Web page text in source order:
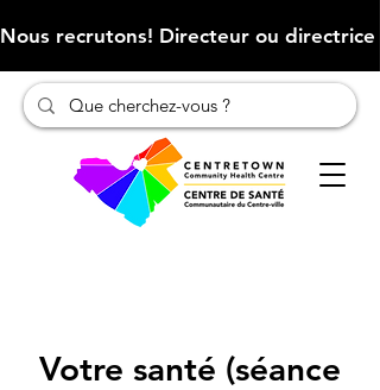
Nous recrutons! Directeur ou
Votre santé (séance